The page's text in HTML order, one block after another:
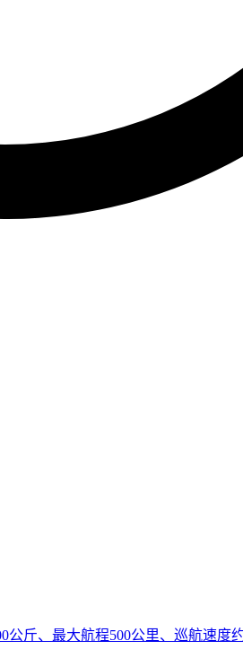
斤、最大航程500公里、巡航速度